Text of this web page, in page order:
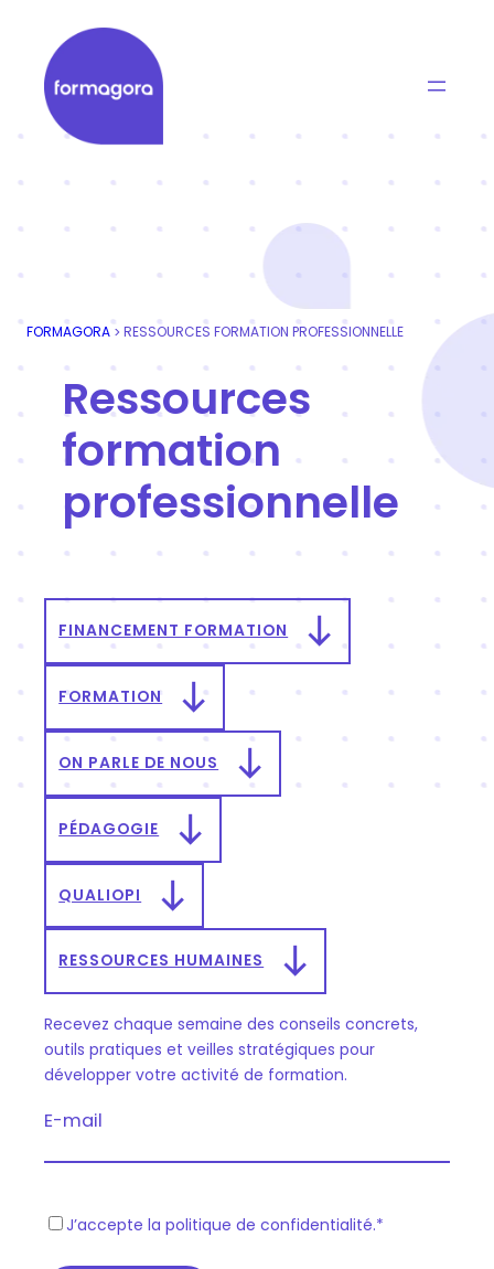
contenu
Formagora
Organisme de formation professionnelle |
FORMAGORA > RESSOURCES FORMATION PROFESSIONNELLE
Ressources
formation
professionnelle
FINANCEMENT FORMATION
FORMATION
ON PARLE DE NOUS
PÉDAGOGIE
QUALIOPI
RESSOURCES HUMAINES
Recevez chaque semaine des conseils concrets,
outils pratiques et veilles stratégiques pour
développer votre activité de formation.
E-mail
R J’accepte la politique de confidentialité.*